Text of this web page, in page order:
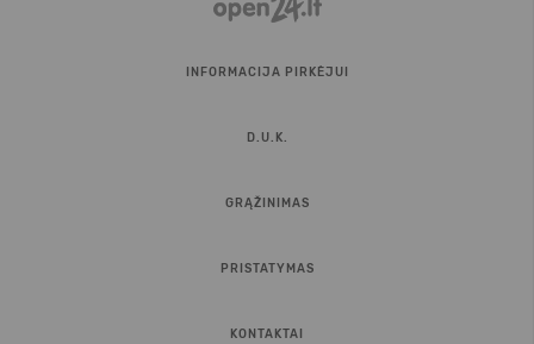
INFORMACIJA PIRKĖJUI
D.U.K.
GRĄŽINIMAS
PRISTATYMAS
KONTAKTAI